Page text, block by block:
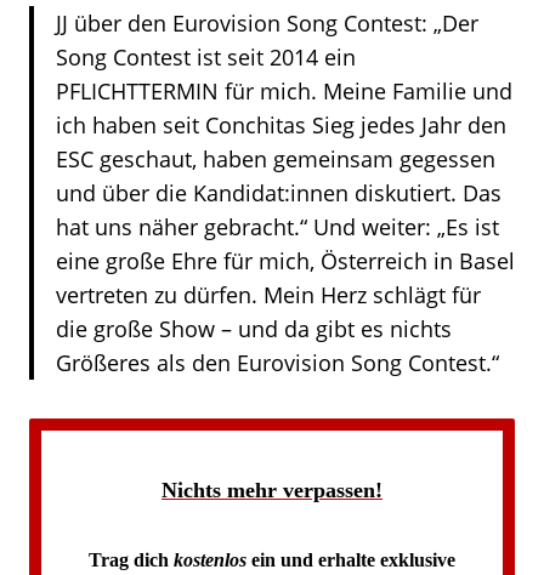
JJ über den Eurovision Song Contest: „Der
Song Contest ist seit 2014 ein
PFLICHTTERMIN für mich. Meine Familie und
ich haben seit Conchitas Sieg jedes Jahr den
ESC geschaut, haben gemeinsam gegessen
und über die Kandidat:innen diskutiert. Das
hat uns näher gebracht.“ Und weiter: „Es ist
eine große Ehre für mich, Österreich in Basel
vertreten zu dürfen. Mein Herz schlägt für
die große Show – und da gibt es nichts
Größeres als den Eurovision Song Contest.“
Nichts mehr verpassen!
Trag dich kostenlos ein und erhalte exklusive